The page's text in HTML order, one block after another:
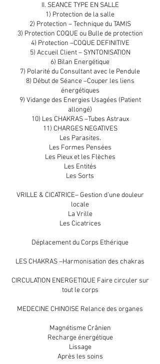
II. SEANCE TYPE EN SALLE
1) Protection de la salle
2) Protection – Technique du TAMIS
3) Protection COQUE ou Bulle de protection
4) Protection –COQUE DEFINITIVE
5) Accueil Client – SYNTONISATION
6) Bilan Energétique
7) Polarité du Consultant avec le Pendule
8) Début de Séance –Couper les liens
énergétiques
9) Vidange des Energies Usagées (Patient
allongé)
10) Les CHAKRAS –Tubes Astraux
11) CHARGES NEGATIVES
Les Parasites.
Les Formes Pensées
Les Pieux et les Flèches
Les Entités
Les Sorts
VRILLE & CICATRICE– Gestion d’une douleur
locale
La Vrille
Les Cicatrices
Déplacement du Corps Ethérique
LES CHAKRAS –Harmonisation des chakras
CIRCULATION ENERGETIQUE Faire circuler sur
tout le corps
MEDECINE CHINOISE Relance des organes
Magnétisme Crânien
Recharge énergétique
Lissage
Après les soins